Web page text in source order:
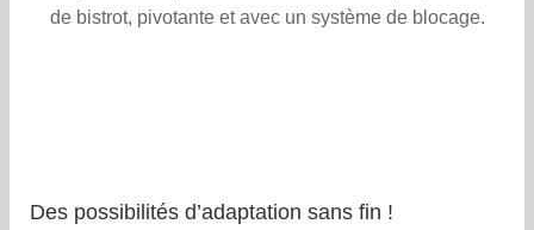
de bistrot, pivotante et avec un système de blocage.
Des possibilités d’adaptation sans fin !